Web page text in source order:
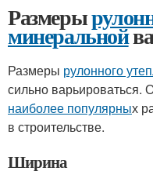
Размеры
минеральной
Размеры рулонного
сильно варьироваться.
наиболее популярных
в строительстве.
Ширина